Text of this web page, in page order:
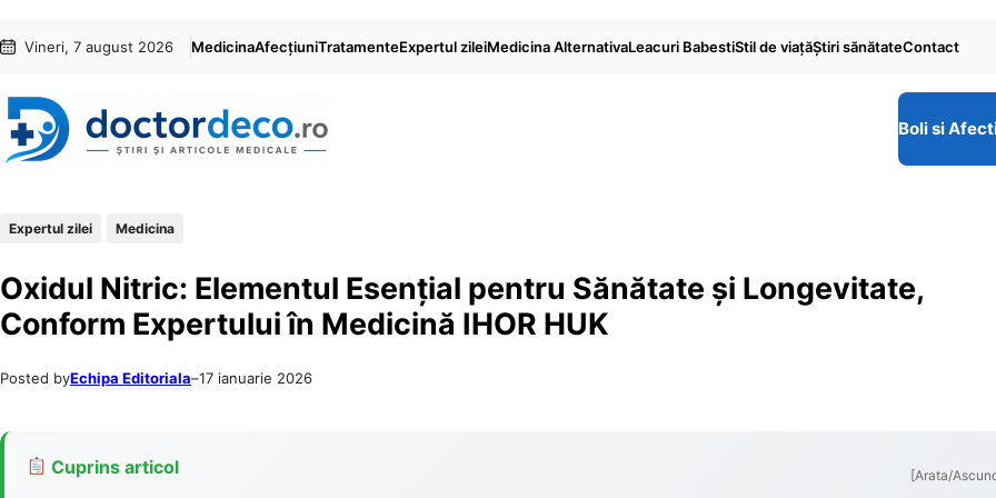
conținut
content
Vineri, 7 august 2026 MedicinaAfecțiuniTratamenteExpertul zileiMedicina AlternativaLeacuri BabestiStil de viaţăŞtiri sănătateContact
Boli si
Expertul zilei Medicina
Oxidul Nitric: Elementul Esențial pentru Sănătate și Longevitate,
Conform Expertului în Medicină IHOR HUK
Posted byEchipa Editoriala–17 ianuarie 2026
Cuprins articol [Arata/